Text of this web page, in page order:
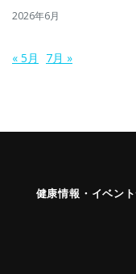
2026年6月
« 5月 7月 »
健康情報・イベン